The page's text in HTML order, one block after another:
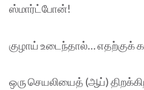
ஸ்மார்ட்போன்!
குழாய் உடைந்தால்… எதற்குக்
ஒரு செயலியைத் (ஆப்)